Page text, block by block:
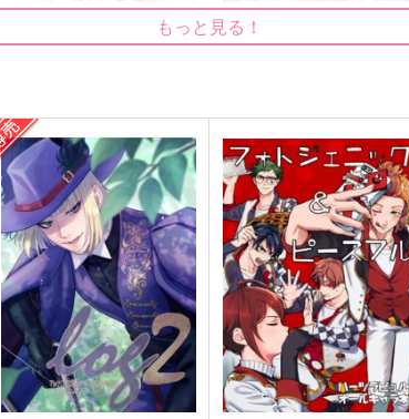
らぶはぷにんぐ！
＋DolcE
944円（税込）
トレイ×ケイト
サンプル 作品詳細
百合の棺で夢を見させて
湘南事変
1,100円（税込）
トレイ×ケイト
サンプル 作品詳細
もっと見る！